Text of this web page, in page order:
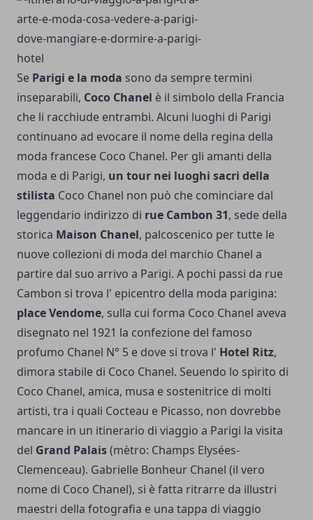
Se Parigi e la moda sono da sempre termini
inseparabili, Coco Chanel è il simbolo della Francia
che li racchiude entrambi. Alcuni luoghi di Parigi
continuano ad evocare il nome della regina della
moda francese Coco Chanel. Per gli amanti della
moda e di Parigi, un tour nei luoghi sacri della
stilista Coco Chanel non può che cominciare dal
leggendario indirizzo di rue Cambon 31, sede della
storica Maison Chanel, palcoscenico per tutte le
nuove collezioni di moda del marchio Chanel a
partire dal suo arrivo a Parigi. A pochi passi da rue
Cambon si trova l' epicentro della moda parigina:
place Vendome, sulla cui forma Coco Chanel aveva
disegnato nel 1921 la confezione del famoso
profumo Chanel N° 5 e dove si trova l' Hotel Ritz,
dimora stabile di Coco Chanel. Seuendo lo spirito di
Coco Chanel, amica, musa e sostenitrice di molti
artisti, tra i quali Cocteau e Picasso, non dovrebbe
mancare in un itinerario di viaggio a Parigi la visita
del Grand Palais(mètro: Champs Elysées-
Clemenceau). Gabrielle Bonheur Chanel (il vero
nome di Coco Chanel), si è fatta ritrarre da illustri
maestri della fotografia e una tappa di viaggio